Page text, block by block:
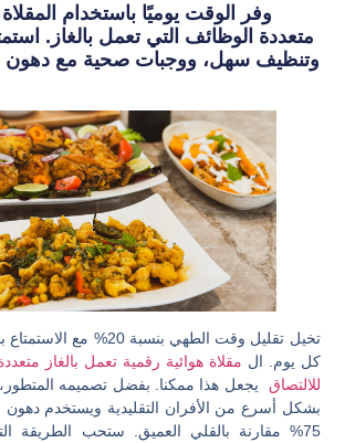
وفر الوقت يوميًا باستخدام المقلاة
متعددة الوظائف التي تعمل بالغاز.
وتنظيف سهل، ووجبات صحية مع دهون
تخيل تقليل وقت الطهي بنسبة
كل يوم. ال مقلاة هوائية رقمية تعمل بالغاز
للالتصاق
يجعل هذا ممكنا. بفضل تصميمه
بشكل أسرع من الأفران التقليدية ويستخدم
75% مقارنة بالقلي العميق. ستحب الطريقة